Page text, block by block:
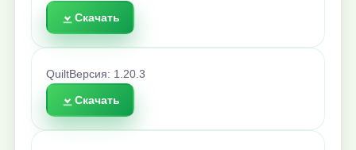
Скачать
QuiltВерсия: 1.20.3
Скачать